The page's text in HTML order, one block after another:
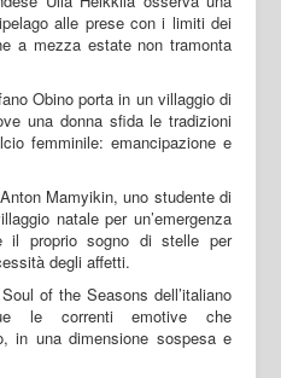
alle prese con i limiti dei
a mezza estate non tramonta
Obino porta in un villaggio di
una donna sfida le tradizioni
femminile: emancipazione e
Mamyikin, uno studente di
natale per un’emergenza
il proprio sogno di stelle per
degli affetti.
of the Seasons dell’italiano
le correnti emotive che
in una dimensione sospesa e